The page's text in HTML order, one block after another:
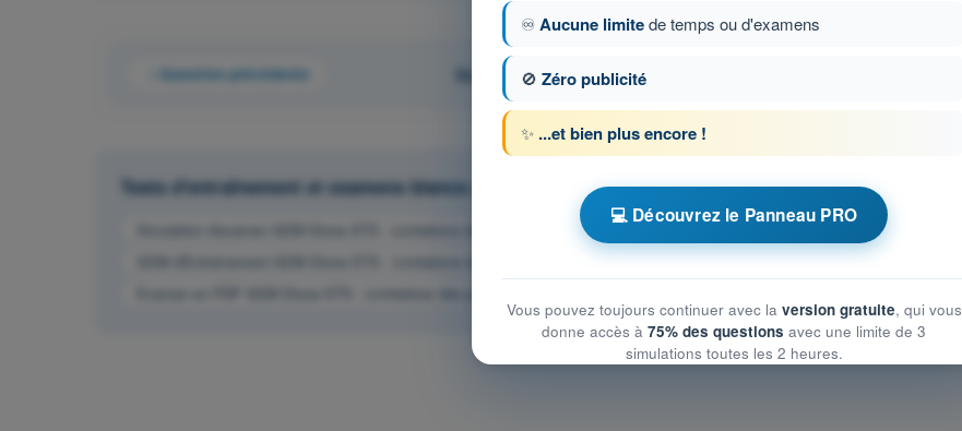
Question précédente Question 9 sur 61
Tests d'entraînement et examens blancs chronométrés QCM Drone STS - Examen CATS
Simulation d'examen QCM Drone STS - Limitations des performances humaines
♾️Aucune limitede temps ou d'examens
🚫 Zéro publicité
✨ ...et bien plus encore !
💻 Découvrez le Panneau PRO
Vous pouvez toujours continuer avec la version gratuite, qui vous
donne accès à 75% des questions avec une limite de 3
simulations toutes les 2 heures.